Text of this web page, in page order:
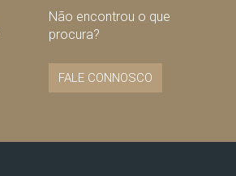
Não encontrou o que
procura?
FALE CONNOSCO